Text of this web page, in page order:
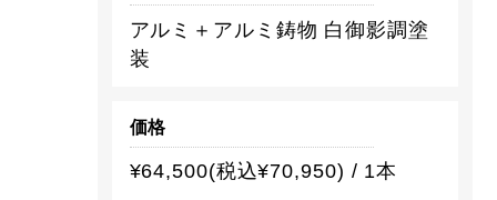
アルミ＋アルミ鋳物 白御影調塗
装
価格
¥64,500(税込¥70,950) / 1本